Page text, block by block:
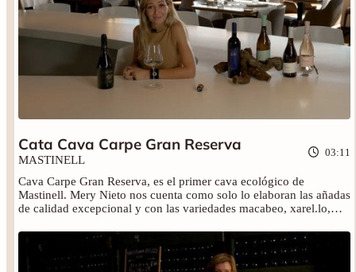
Cata Cava Carpe Gran Reserva
MASTINELL
03:11
Cava Carpe Gran Reserva, es el primer cava ecológico de
Mastinell. Mery Nieto nos cuenta como solo lo elaboran las añadas
de calidad excepcional y con las variedades macabeo, xarel.lo,
en nuestra tienda.